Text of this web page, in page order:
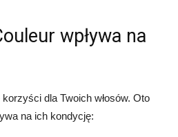
wpływa na
dla Twoich włosów. Oto
na ich kondycję: